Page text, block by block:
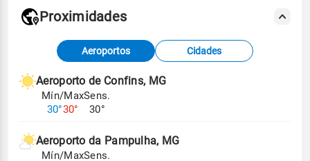
Fonte: dados combinados de estações
meteorológicas e satélite do Centro de Previsão
de Tempo e Estudos Climáticos (CPTEC).
Para obter mais informações sobre os dados
Proximidades
Aeroportos Cidades
Aeroporto de Confins, MG
Mín/Max
30°30°
Sens.
30°
Aeroporto da Pampulha, MG
Mín/MaxSens.